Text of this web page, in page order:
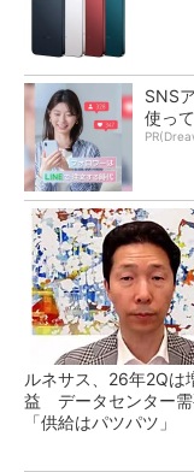
SNS
使っ
ルネサス、26年2Qは
益 データセンター需
「供給はパツパツ」